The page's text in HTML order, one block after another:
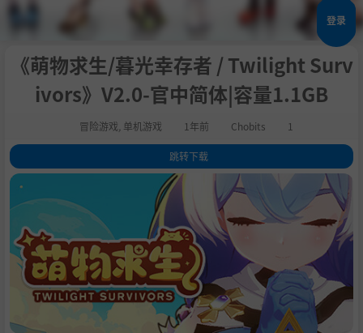
登录
《萌物求生/暮光幸存者 / Twilight Surv
ivors》V2.0-官中简体|容量1.1GB
冒险游戏 单机游戏 1年前 Chobits 1
跳转下载
1.路线图
.关于这款游戏
欢迎来到陷入永夜的邦德尔大陆，幸存者！
4.全3D的幸存者类游戏！
5. 超华丽的超级武器！痛击你的敌人！
6. 九个风格迥异的角色！
目前版本中包括以下内容：